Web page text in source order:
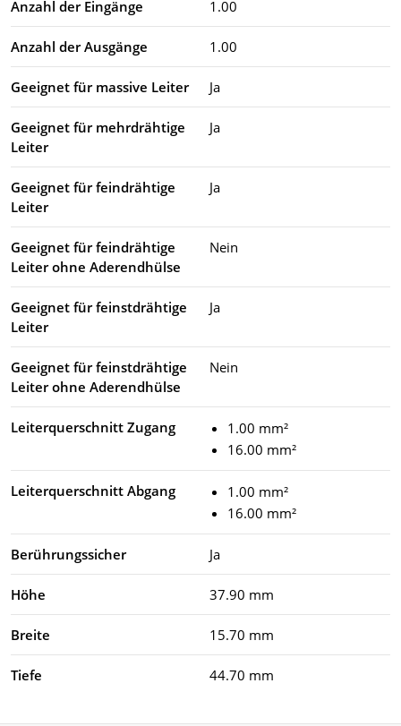
Anzahl der Eingänge 1.00
Anzahl der Ausgänge 1.00
Geeignet für massive Leiter Ja
Geeignet für mehrdrähtige
Leiter
Ja
Geeignet für feindrähtige
Leiter
Ja
Geeignet für feindrähtige
Leiter ohne Aderendhülse
Nein
Geeignet für feinstdrähtige
Leiter
Ja
Geeignet für feinstdrähtige
Leiter ohne Aderendhülse
Nein
Leiterquerschnitt Zugang
1.00 mm²
16.00 mm²
Leiterquerschnitt Abgang
1.00 mm²
16.00 mm²
Berührungssicher Ja
Höhe 37.90 mm
Breite 15.70 mm
Tiefe 44.70 mm